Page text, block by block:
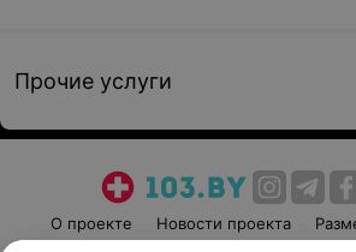
Прочие услуги
О проекте Новости проекта